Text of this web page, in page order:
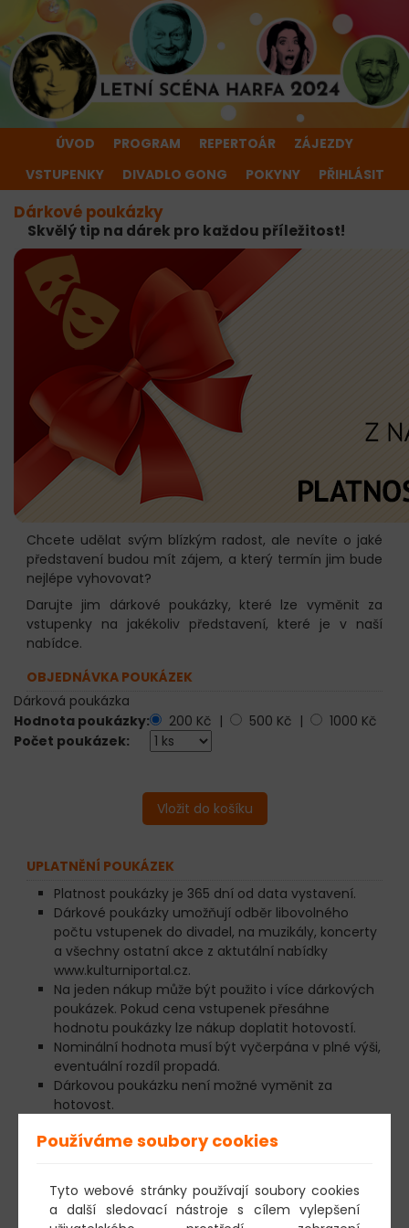
ÚVOD PROGRAM REPERTOÁR
ZÁJEZDY
VSTUPENKY
DIVADLO GONG POKYNY PŘIHLÁSIT
Dárkové poukázky
Skvělý tip na dárek pro každou příležitost!
Chcete udělat svým blízkým radost, ale nevíte o jaké
představení budou mít zájem, a který termín jim bude
nejlépe vyhovovat?
Darujte jim dárkové poukázky, které lze vyměnit za
vstupenky na jakékoliv představení, které je v naší
nabídce.
OBJEDNÁVKA POUKÁZEK
Dárková poukázka
Hodnota poukázky:
200 Kč | 500 Kč |
1000 Kč
Počet poukázek:
UPLATNĚNÍ POUKÁZEK
Platnost poukázky je 365 dní od data vystavení.
Dárkové poukázky umožňují odběr libovolného
počtu vstupenek do divadel, na muzikály, koncerty
a všechny ostatní akce z aktutální nabídky
www.kulturniportal.cz.
Na jeden nákup může být použito i více dárkových
poukázek. Pokud cena vstupenek přesáhne
hodnotu poukázky lze nákup doplatit hotovostí.
Nominální hodnota musí být vyčerpána v plné výši,
eventuální rozdíl propadá.
Dárkovou poukázku není možné vyměnit za
hotovost.
do data platnosti, její hodnota bez náhrady
222 984 272
Používáme soubory cookies
Tyto webové stránky používají soubory cookies
a další sledovací nástroje s cílem vylepšení